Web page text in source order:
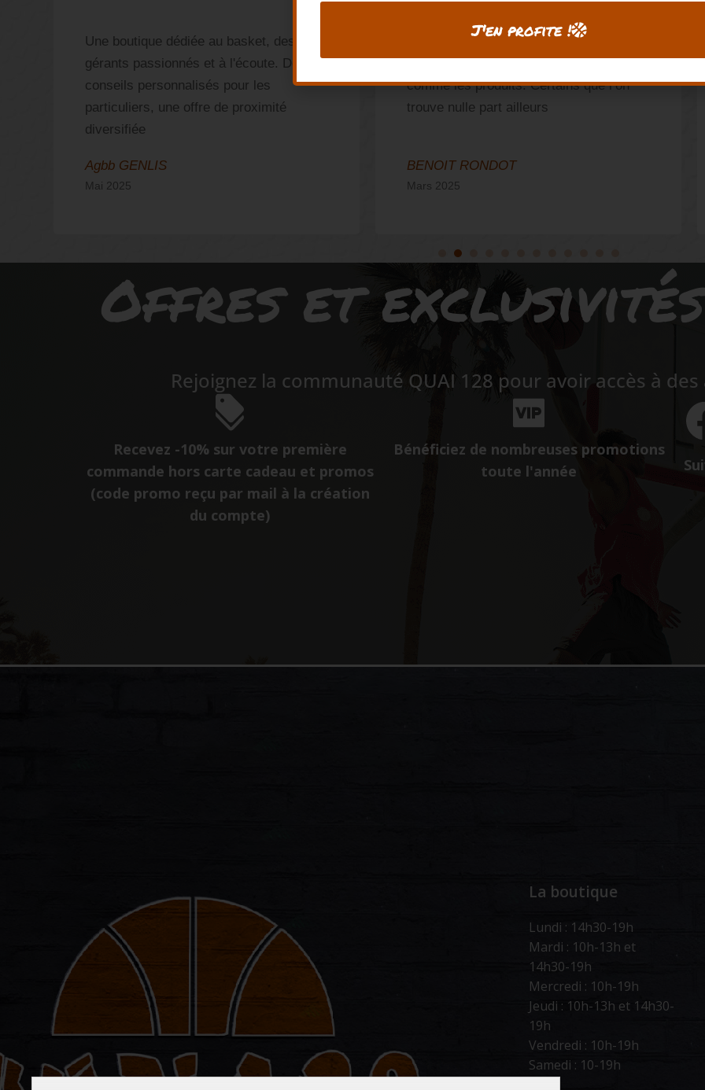
Une boutique dédiée au basket, des
gérants passionnés et à l'écoute. Des
conseils personnalisés pour les
particuliers, une offre de proximité
diversifiée
Agbb GENLIS
Mai 2025
Super boutique ! Une deco sympa, tout
comme les produits. Certains que l’on
trouve nulle part ailleurs
BENOIT RONDOT
Mars 2025
Offres et
Rejoignez la communauté QUAI 128 pour avoir accès à
Recevez -10% sur votre première
commande hors carte cadeau et promos
(code promo reçu par mail à la création
du compte)
Bénéficiez de nombreuses promotions
toute l'année
La boutique
Lundi : 14h30-19h
Mardi : 10h-13h et
14h30-19h
Mercredi : 10h-19h
Jeudi : 10h-13h et 14h30-
19h
Vendredi : 10h-19h
Samedi : 10-19h
J'en profite !